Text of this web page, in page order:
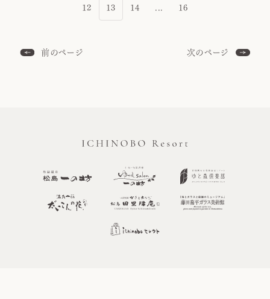
前のページ
12 13 14 ... 16
次のページ